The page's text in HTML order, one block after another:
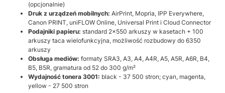
(opcjonalnie)
Druk z urządzeń mobilnych: AirPrint, Mopria, IPP Everywhere,
Canon PRINT, uniFLOW Online, Universal Print i Cloud Connector
Podajniki papieru: standard 2x550 arkuszy w kasetach + 100
arkuszy taca wielofunkcyjna, możliwość rozbudowy do 6350
arkuszy
Obsługa mediów: formaty SRA3, A3, A4, A4R, A5, A5R, A6R, B4,
B5, B5R, gramatura od 52 do 300 g/m²
Wydajność tonera 3001: black - 37 500 stron; cyan, magenta,
yellow - 27 500 stron